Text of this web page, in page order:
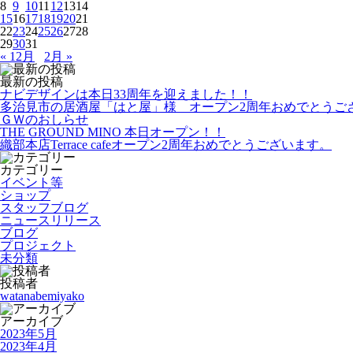
8 9 1011 121314
15161718192021
22232425262728
293031
« 12月
2月 »
最新の投稿
ナビデザインは本日33周年を迎えました！！
多治見市の居酒屋「はと屋」様 オープン2周年おめでとうご
ＧＷのおしらせ
THE GROUND MINO 本日オープン！！
織部本店Terrace cafeオープン2周年おめでとうございます。
カテゴリー
イベント等
ショップ
スタッフブログ
ニュースリリース
ブログ
プロジェクト
未分類
投稿者
watanabemiyako
アーカイブ
2023年5月
2023年4月